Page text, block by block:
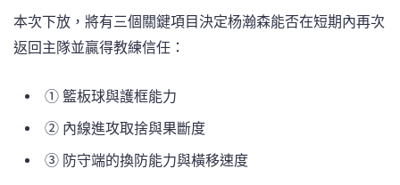
本次下放，將有三個關鍵項目決定杨瀚森能否在短期內再次
返回主隊並贏得教練信任：
① 籃板球與護框能力
② 內線進攻取捨與果斷度
③ 防守端的換防能力與橫移速度